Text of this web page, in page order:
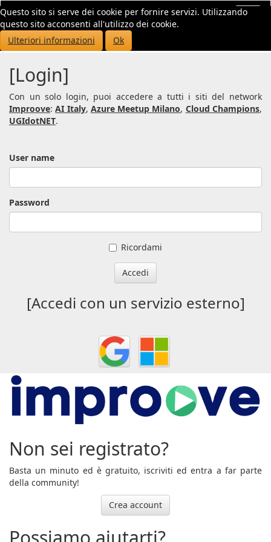
Questo sito si serve dei cookie per fornire servizi. Utilizzando
questo sito acconsenti all'utilizzo dei cookie.
Ulteriori informazioni
Ok
[Login]
Con un solo login, puoi accedere a tutti i siti del network
Improove:AI Italy, Azure Meetup Milano, Cloud Champions,
UGIdotNET.
User name
Password
Ricordami
Accedi
[Accedi con un servizio esterno]
Non sei registrato?
Basta un minuto ed è gratuito, iscriviti ed entra a far parte
della community!
Crea account